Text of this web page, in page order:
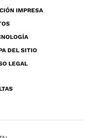
IMPRESA
DEL SITIO
LEGAL